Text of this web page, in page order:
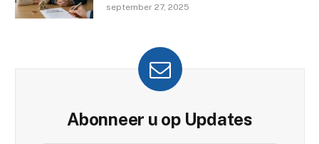
september 27, 2025
Abonneer u op Updates